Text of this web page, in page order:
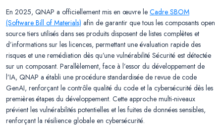
En 2025, QNAP a officiellement mis en œuvre le Cadre SBOM
(Software Bill of Materials) afin de garantir que tous les composants open
source tiers utilisés dans ses produits disposent de listes complètes et
d’informations sur les licences, permettant une évaluation rapide des
risques et une remédiation dès qu’une vulnérabilité Sécurité est détectée
sur un composant. Parallèlement, face à l’essor du développement de
l’IA, QNAP a établi une procédure standardisée de revue de code
GenAI, renforçant le contrôle qualité du code et la cybersécurité dès les
premières étapes du développement. Cette approche multi-niveaux
prévient les vulnérabilités potentielles et les fuites de données sensibles,
renforçant la résilience globale en cybersécurité.